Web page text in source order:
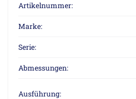
Artikelnummer:
Marke:
Serie:
Abmessungen:
Ausführung: